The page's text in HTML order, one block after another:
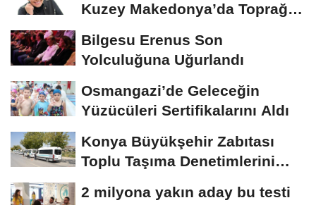
Kuzey Makedonya’da Toprağa
Bilgesu Erenus Son
Yolculuğuna Uğurlandı
Osmangazi’de Geleceğin
Yüzücüleri Sertifikalarını Aldı
Konya Büyükşehir Zabıtası
Toplu Taşıma Denetimlerini
2 milyona yakın aday bu testi